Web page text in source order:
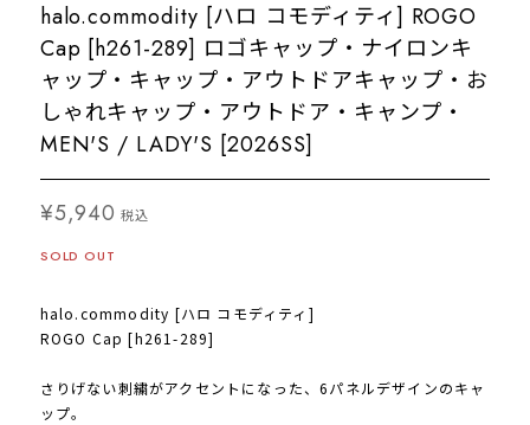
halo.commodity [ハロ コモディティ] ROGO
Cap [h261-289] ロゴキャップ・ナイロンキ
ャップ・キャップ・アウトドアキャップ・お
しゃれキャップ・アウトドア・キャンプ・
MEN'S / LADY'S [2026SS]
¥5,940 税込
SOLD OUT
halo.commodity [ハロ コモディティ]
ROGO Cap [h261-289]
さりげない刺繍がアクセントになった、6パネルデザインのキャ
ップ。